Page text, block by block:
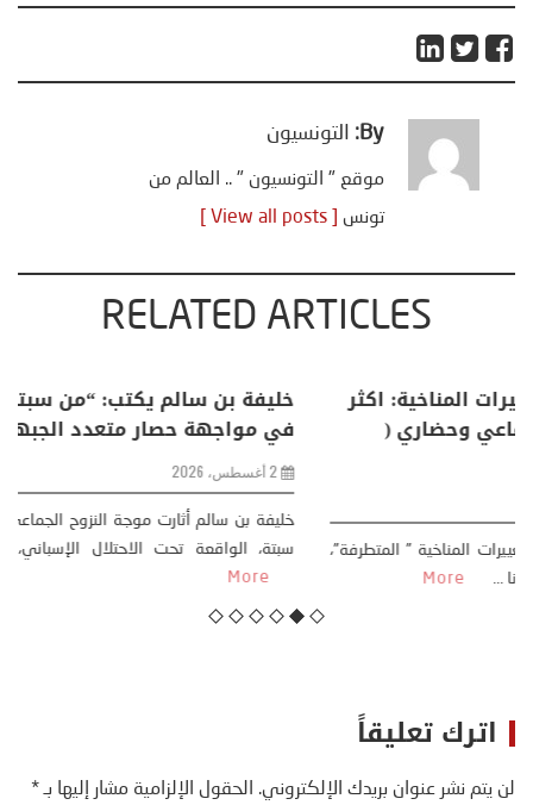
By: التونسيون
موقع " التونسيون " .. العالم من
تونس
RELATED ARTICLES
منذر بالضيافي يكتب حول: التغيرات المناخية: اكثر
من ظاهرة طبيعية .. تحول اجتماعي وحضاري (
مقاربة سوسيولوجية )
كتب: منذر بالضيافي بدأت قصتي مع التغييرات المناخية ” المتطرفة”،
منذ نهاية ثمانينات القرن الماضي، حين أطردنا ...
اترك تعليقاً
لن يتم نشر عنوان بريدك الإلكتروني. الحقول الإلزامية مشار إليها بـ*